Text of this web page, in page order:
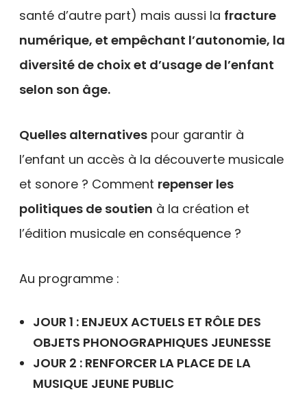
santé d’autre part) mais aussi la fracture
numérique, et empêchant l’autonomie, la
diversité de choix et d’usage de l’enfant
selon son âge.
Quelles alternatives pour garantir à
l’enfant un accès à la découverte musicale
et sonore ? Comment repenser les
politiques de soutien à la création et
l’édition musicale en conséquence ?
Au programme :
JOUR 1 : ENJEUX ACTUELS ET RÔLE DES
OBJETS PHONOGRAPHIQUES JEUNESSE
JOUR 2 : RENFORCER LA PLACE DE LA
MUSIQUE JEUNE PUBLIC